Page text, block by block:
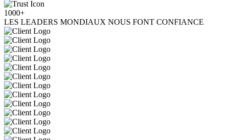
1000+
LES LEADERS MONDIAUX NOUS FONT CONFIANCE